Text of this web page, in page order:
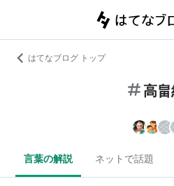
はてなブログ トップ
高
言葉の解説 ネットで話題